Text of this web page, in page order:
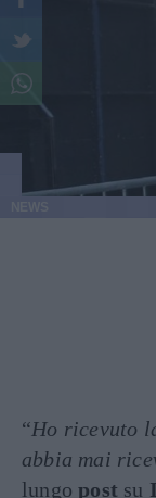
“Ho ricevuto
abbia mai
lungopost su